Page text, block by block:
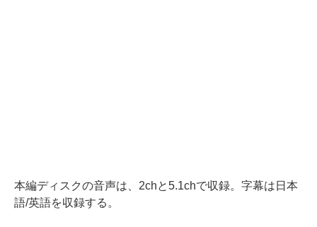
本編ディスクの音声は、2chと5.1chで収録。字幕は日本
語/英語を収録する。